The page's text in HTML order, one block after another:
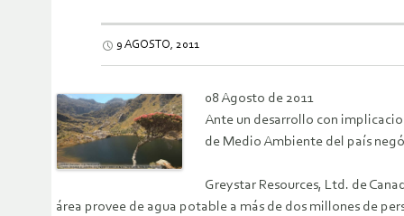
9 AGOSTO, 2011
08 Agosto de 2011
Ante un desarrollo con
de Medio Ambiente del país
Greystar Resources, Ltd. de
área provee de agua potable a más de dos millones de